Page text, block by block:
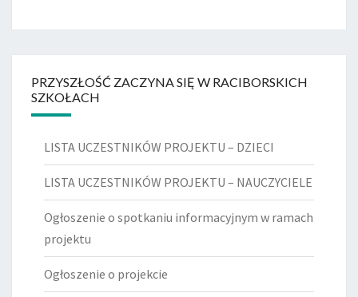
PRZYSZŁOŚĆ ZACZYNA SIĘ W RACIBORSKICH
SZKOŁACH
LISTA UCZESTNIKÓW PROJEKTU – DZIECI
LISTA UCZESTNIKÓW PROJEKTU – NAUCZYCIELE
Ogłoszenie o spotkaniu informacyjnym w ramach
projektu
Ogłoszenie o projekcie